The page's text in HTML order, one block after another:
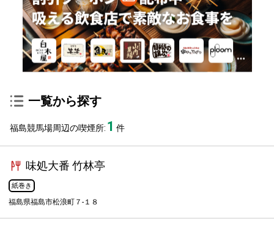
一覧から探す
福島競馬場周辺の喫煙所: 1 件
味処大番 竹林亭
紙巻き
福島県福島市松浪町７-１８